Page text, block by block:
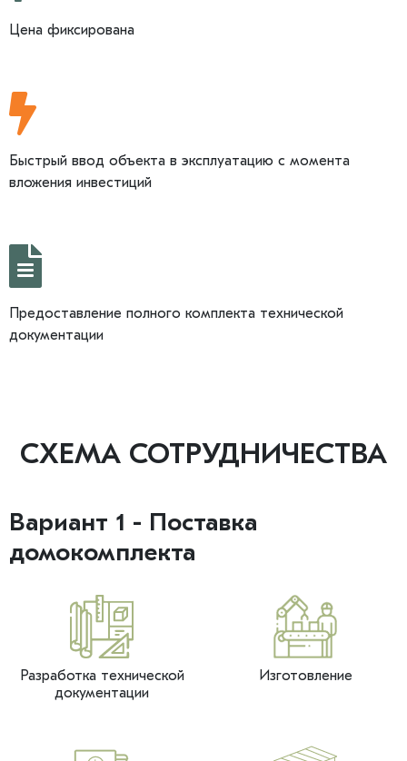
Цена фиксирована
Быстрый ввод объекта в эксплуатацию с момента
вложения инвестиций
Предоставление полного комплекта технической
документации
СХЕМА СОТРУДНИЧЕСТВА
Вариант 1 - Поставка
домокомплекта
Разработка технической
документации
Изготовление